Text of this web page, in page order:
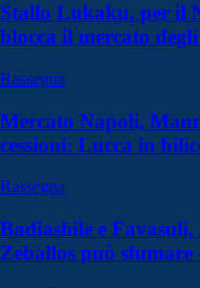
Stallo Lukaku, per il
blocca il mercato
Rassegna
Mercato Napoli,
cessioni: Lucca in
Rassegna
Badiashile e
Zeballos può